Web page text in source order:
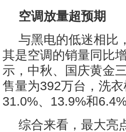
空调放量超预期
与黑电的低迷相比
其是空调的销量同比
示，中秋、国庆黄金
售量为392万台，洗
31.0%、13.9%和6.4%
综合来看，最大亮